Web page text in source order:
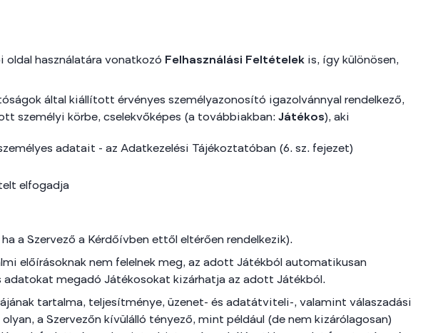
oldal használatára vonatkozó Felhasználási Feltételek is, így különösen,
által kiállított érvényes személyazonosító igazolvánnyal rendelkező,
személyi körbe, cselekvőképes (a továbbiakban: Játékos), aki
adatait - az Adatkezelési Tájékoztatóban (6. sz. fejezet)
elfogadja
a Szervező a Kérdőívben ettől eltérően rendelkezik).
előírásoknak nem felelnek meg, az adott Játékból automatikusan
adatokat megadó Játékosokat kizárhatja az adott Játékból.
tartalma, teljesítménye, üzenet- és adatátviteli-, valamint válaszadási
a Szervezőn kívülálló tényező, mint például (de nem kizárólagosan)